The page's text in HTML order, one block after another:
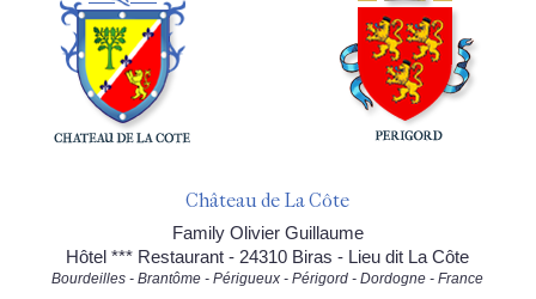
Château de La Côte
Family Olivier Guillaume
Hôtel *** Restaurant - 24310 Biras - Lieu dit La Côte
Bourdeilles - Brantôme - Périgueux - Périgord - Dordogne - France